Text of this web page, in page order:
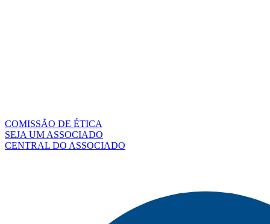
COMISSÃO DE ÉTICA
SEJA UM ASSOCIADO
CENTRAL DO ASSOCIADO